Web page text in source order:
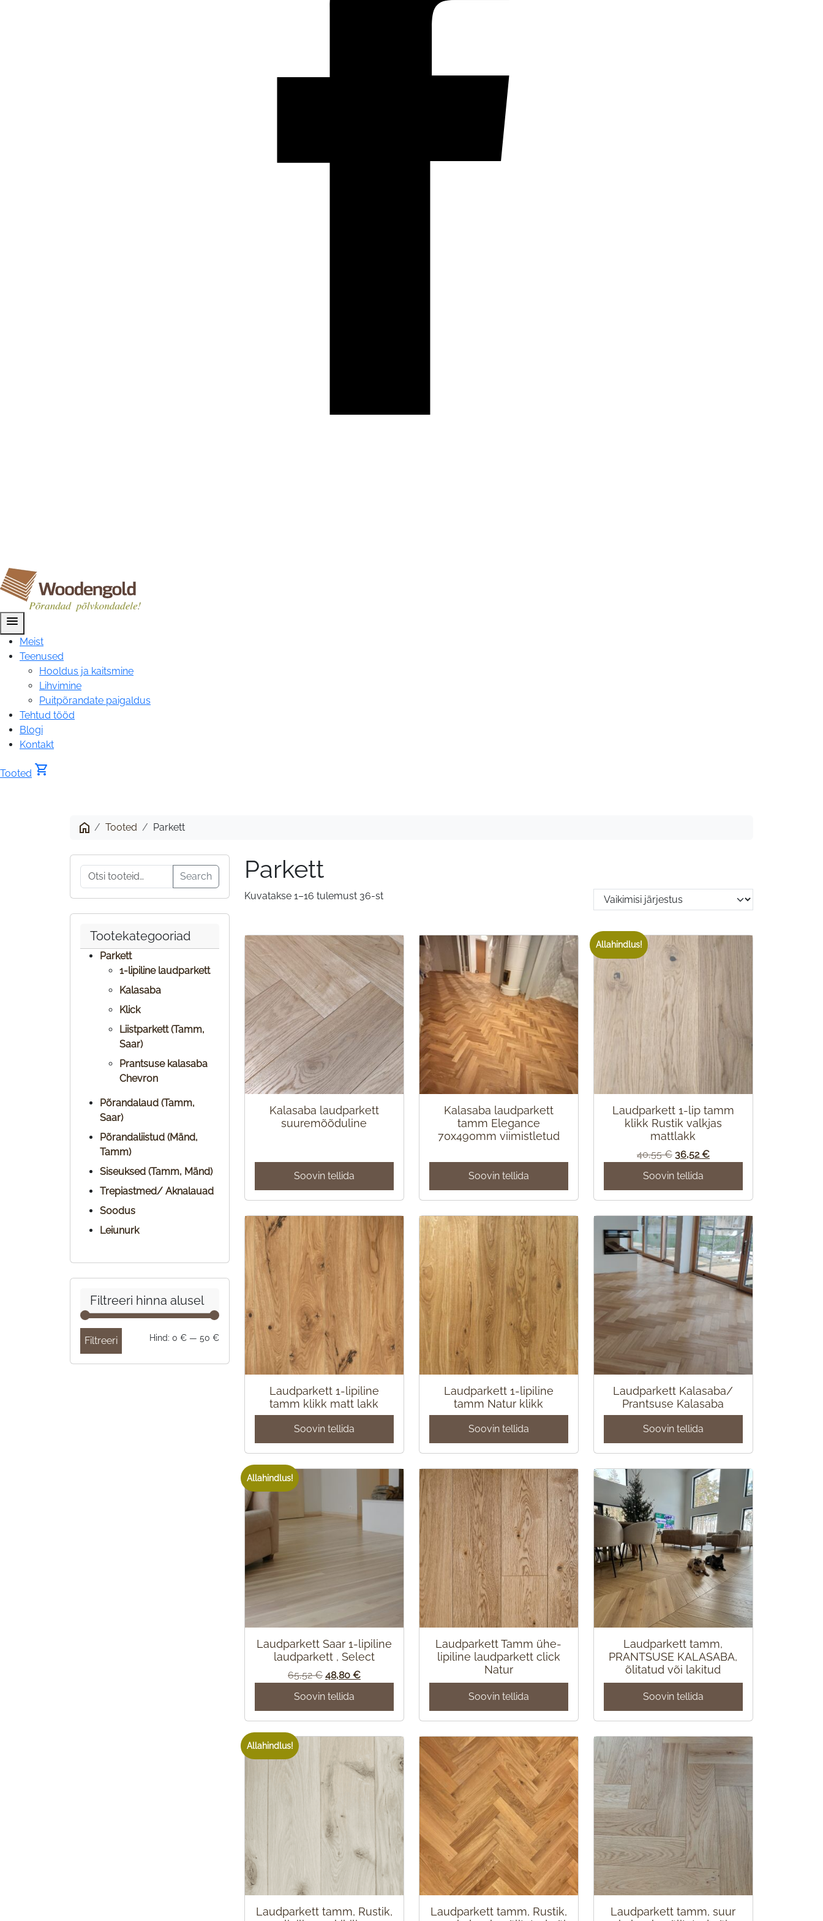
menu
Meist
Teenused
Hooldus ja kaitsmine
Lihvimine
Puitpõrandate paigaldus
Tehtud tööd
Blogi
Kontakt
Tooted shopping_cart
Tooted Parkett
Otsi:
Search
Tootekategooriad
Parkett
1-lipiline laudparkett
Kalasaba
Klick
Liistparkett (Tamm,
Saar)
Prantsuse kalasaba
Chevron
Põrandalaud (Tamm,
Saar)
Põrandaliistud (Mänd,
Tamm)
Siseuksed (Tamm, Mänd)
Trepiastmed/ Aknalauad
Soodus
Leiunurk
Filtreeri hinna alusel
Minimaalne
Maksimaalne
Filtreeri Hind: 0 € — 50 €
Parkett
Kuvatakse 1–16 tulemust 36-st
Kalasaba laudparkett
suuremõõduline
Soovin tellida
Kalasaba laudparkett
tamm Elegance
70x490mm viimistletud
Soovin tellida
Allahindlus!
Laudparkett 1-lip tamm
klikk Rustik valkjas
mattlakk
40,55€ Algne
hind
oli:
40,55 €.
36,52€Praegune
36,52 €.
Soovin tellida
Laudparkett 1-lipiline
tamm klikk matt lakk
Soovin tellida
Laudparkett 1-lipiline
tamm Natur klikk
Soovin tellida
Laudparkett Kalasaba/
Prantsuse Kalasaba
Soovin tellida
Allahindlus!
Laudparkett Saar 1-lipiline
laudparkett , Select
65,52€ Algne
hind
oli:
65,52 €.
48,80 €Praegune
48,80 €.
Soovin tellida
Laudparkett Tamm ühe-
lipiline laudparkett click
Natur
Soovin tellida
Laudparkett tamm,
PRANTSUSE KALASABA,
õlitatud või lakitud
Soovin tellida
Allahindlus!
Laudparkett tamm, Rustik,
Laudparkett tamm, Rustik,
Laudparkett tamm, suur